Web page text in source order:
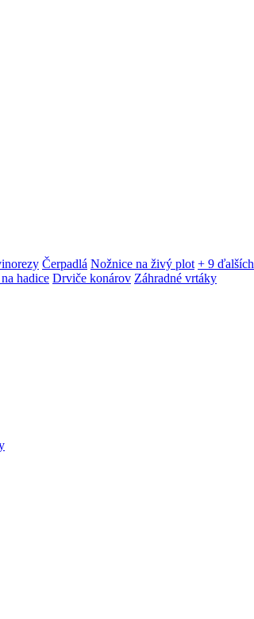
Čerpadlá Nožnice na živý plot + 9 ďalších
hadice Drviče konárov Záhradné vrtáky